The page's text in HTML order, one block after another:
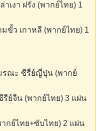
าเงา ฝรั่ง (พากย์ไทย) 1
ขั้ว เกาหลี (พากย์ไทย) 1
รณะ ซีรี่ย์ญี่ปุ่น (พากย์
ย์จีน (พากย์ไทย) 3 แผ่น
กย์ไทย+ซับไทย) 2 แผ่น